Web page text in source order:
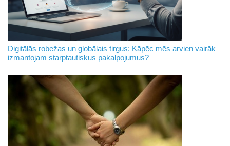
Digitālās robežas un globālais tirgus: Kāpēc mēs arvien vairāk
izmantojam starptautiskus pakalpojumus?